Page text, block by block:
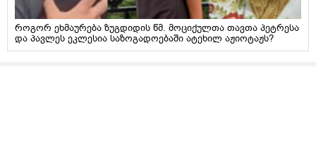
როგორ ეხმაურება ზუგდიდის წმ. მოციქულთა თავთა პეტრესა
და პავლეს ეკლესია საზოგადოებაში ატეხილ აჟიოტაჟს?